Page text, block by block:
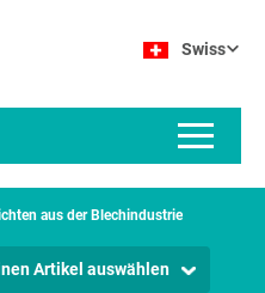
Swiss
aus der Blechindustrie
Artikel auswählen